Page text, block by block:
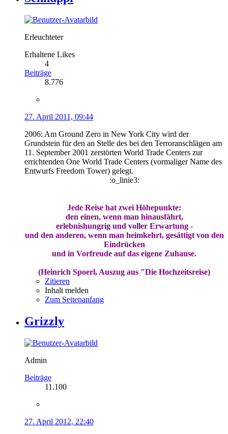
Erleuchteter
Erhaltene Likes
4
Beiträge
8.776
27. April 2011, 09:44
2006: Am Ground Zero in New York City wird der
Grundstein für den an Stelle des bei den Terroranschlägen am
11. September 2001 zerstörten World Trade Centers zur
errichtenden One World Trade Centers (vormaliger Name des
Entwurfs Freedom Tower) gelegt.
:o_linie3:
Jede Reise hat zwei Höhepunkte:
den einen, wenn man hinausfährt,
erlebnishungrig und voller Erwartung -
und den anderen, wenn man heimkehrt, gesättigt von den
Eindrücken
und in Vorfreude auf das eigene Zuhause.
(Heinrich Spoerl, Auszug aus "Die Hochzeitsreise)
Zitieren
Inhalt melden
Zum Seitenanfang
Grizzly
Admin
Beiträge
11.100
27. April 2012, 22:40